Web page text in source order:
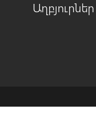
Աղբյուրներ